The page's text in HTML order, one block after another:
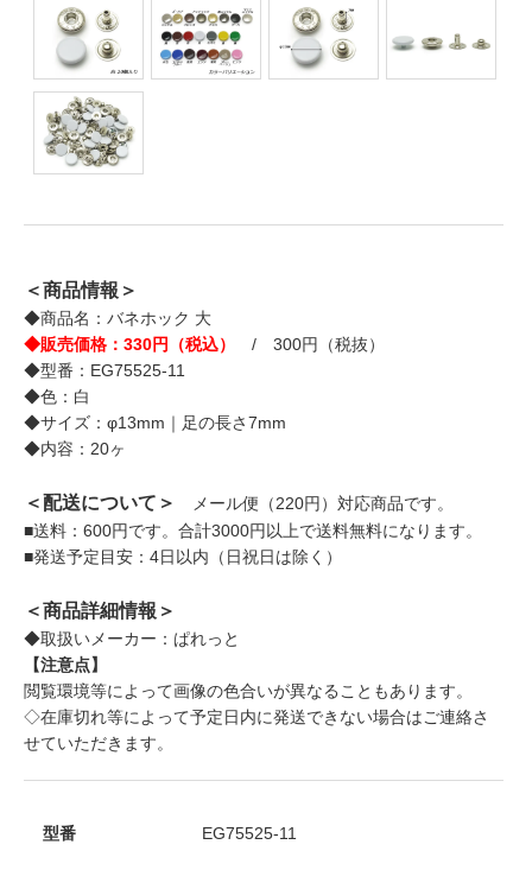
＜商品情報＞
◆商品名：バネホック 大
◆販売価格：330円（税込）
/ 300円（税抜）
◆型番：EG75525-11
◆色：白
◆サイズ：φ13mm｜足の長さ7mm
◆内容：20ヶ
＜配送について＞
メール便（220円）対応商品です。
■送料：600円です。合計3000円以上で送料無料になります。
■発送予定目安：4日以内（日祝日は除く）
＜商品詳細情報＞
◆取扱いメーカー：ぱれっと
【注意点】
閲覧環境等によって画像の色合いが異なることもあります。
◇在庫切れ等によって予定日内に発送できない場合はご連絡さ
せていただきます。
型番 EG75525-11